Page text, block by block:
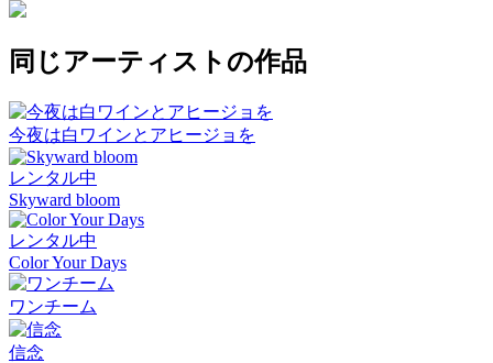
同じアーティストの作品
今夜は白ワインとアヒージョを
レンタル中
Skyward bloom
レンタル中
Color Your Days
ワンチーム
信念